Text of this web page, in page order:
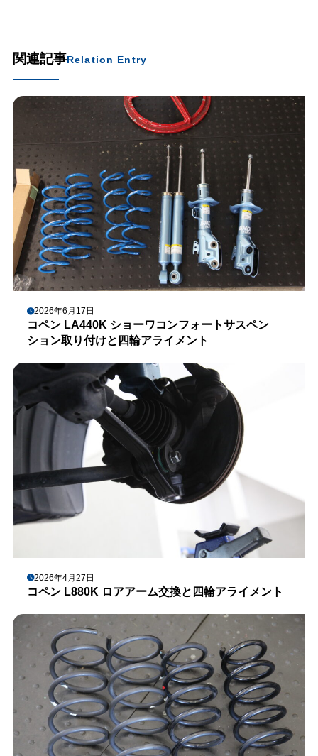
関連記事Relation Entry
2026年6月17日
コペン LA440K ショーワコンフォートサスペン
ション取り付けと四輪アライメント
2026年4月27日
コペン L880K ロアアーム交換と四輪アライメント